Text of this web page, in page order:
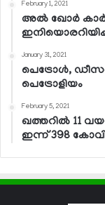
February 1, 2021
അല്‍ ഖോര്‍
January 31, 2021
പെട്രോള്‍,
പെട്രോളിയം
February 5, 2021
ഖത്തറില്‍ 11
ഇന്ന് 398